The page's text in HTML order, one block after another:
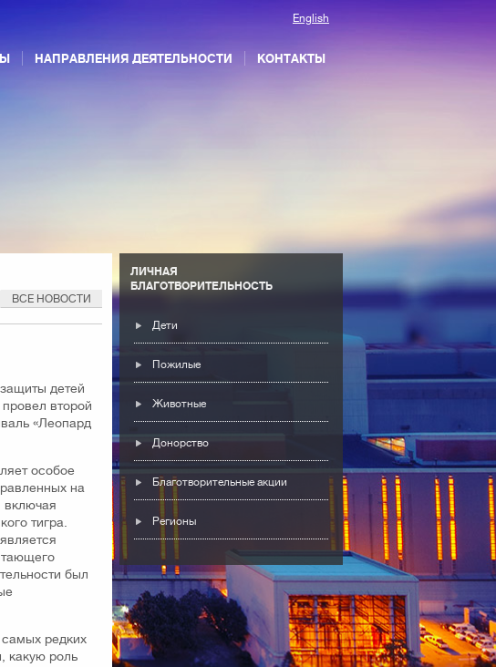
English
НАПРАВЛЕНИЯ ДЕЯТЕЛЬНОСТИ КОНТАКТЫ
ВСЕ НОВОСТИ
детей
второй
«Леопард
особое
на
включая
тигра.
был
редких
какую роль
ЛИЧНАЯ
БЛАГОТВОРИТЕЛЬНОСТЬ
Дети
Пожилые
Животные
Донорство
Благотворительные акции
Регионы